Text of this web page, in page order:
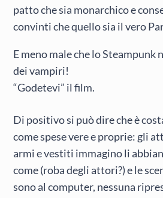
patto che sia monarchico e
convinti che quello sia il vero
E meno male che lo Steampunk
dei vampiri!
“Godetevi” il film.
Di positivo si può dire che è
come spese vere e proprie: gli
armi e vestiti immagino li
come (roba degli attori?) e le
sono al computer, nessuna